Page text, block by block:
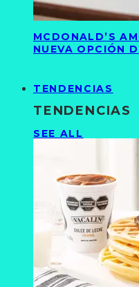
MCDONALD’S
NUEVA OPCIÓN
TENDENCIAS
TENDENCIAS
SEE ALL